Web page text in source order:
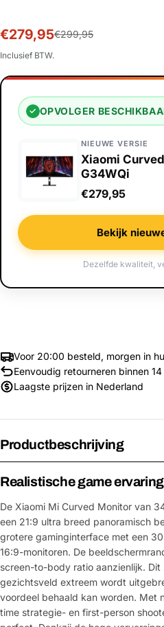
Sale
prijs
€279,95
Normale
prijs
€299,95
Inclusief BTW.
✓ OPVOLGER
NIEUWE VERSIE
Xiaomi
G34WQi
€279,95
Bekijk
Dezelfde kwaliteit,
Voor 20:00 besteld, morgen in
Eenvoudig retourneren binnen
Laagste prijzen in Nederland
Productbeschrijving
Realistische game ervaring
De Xiaomi Mi Curved Monitor van
een 21:9 ultra breed panoramisch
grotere gaminginterface met een
16:9-monitoren. De
screen-to-body ratio aanzienlijk.
gezichtsveld extreem wordt
voordeel behaald kan worden. Met
time strategie- en first-person